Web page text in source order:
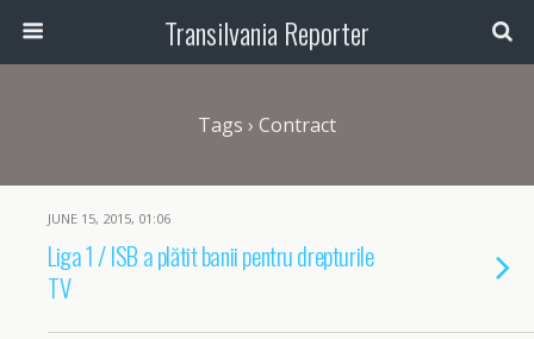
Transilvania Reporter
Tags › Contract
JUNE 15, 2015, 01:06
Liga 1 / ISB a plătit banii pentru drepturile
TV